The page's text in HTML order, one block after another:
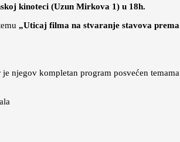
kinoteci (Uzun Mirkova 1) u 18h.
„Uticaj filma na stvaranje stavova
je njegov kompletan program posvećen